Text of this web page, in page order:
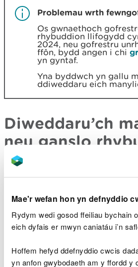
Mae'r wefan hon yn defnyddio
Rydym wedi gosod ffeiliau bychain
eich dyfais er mwyn caniatáu i’n
Hoffem hefyd ddefnyddio cwcis
yn anfon gwybodaeth am y ffordd y
Problemau wrth
Os gwnaethoch
rhybuddion llifogydd
2024, neu gofrestru
ffôn, bydd angen i chi
yn gyntaf.
Yna byddwch yn gallu
ddiweddaru eich
Diweddaru’ch
neu ganslo
llifogydd
llifogydd, gallwch fewngofnodi
diweddaru eich manylion
canslo eich cyfrif
Mewngofnodwch i’ch